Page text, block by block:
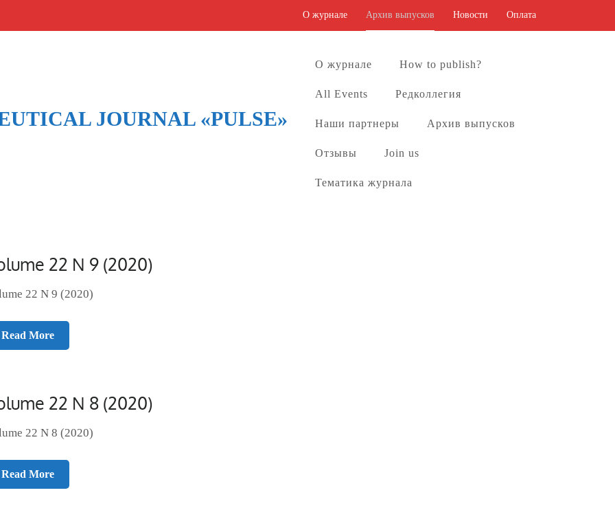
О журнале Архив выпусков Новости Оплата
JOURNAL «PULSE»
О журнале How to publish?
All Events Редколлегия
Наши партнеры Архив выпусков
Отзывы Join us
Тематика журнала
22 N 9 (2020)
22 N 9 (2020)
Read More
22 N 8 (2020)
22 N 8 (2020)
Read More